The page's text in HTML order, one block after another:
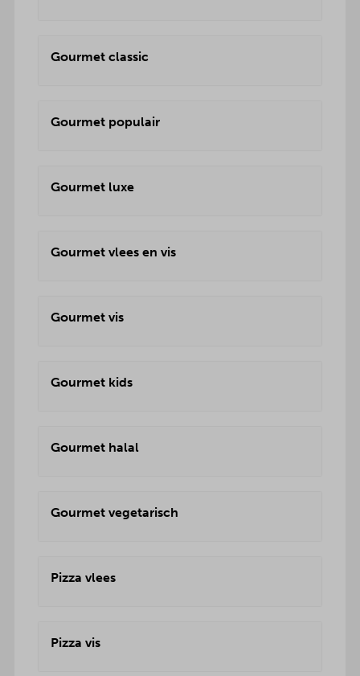
Gourmet classic
Gourmet populair
Gourmet luxe
Gourmet vlees en vis
Gourmet vis
Gourmet kids
Gourmet halal
Gourmet vegetarisch
Pizza vlees
Pizza vis